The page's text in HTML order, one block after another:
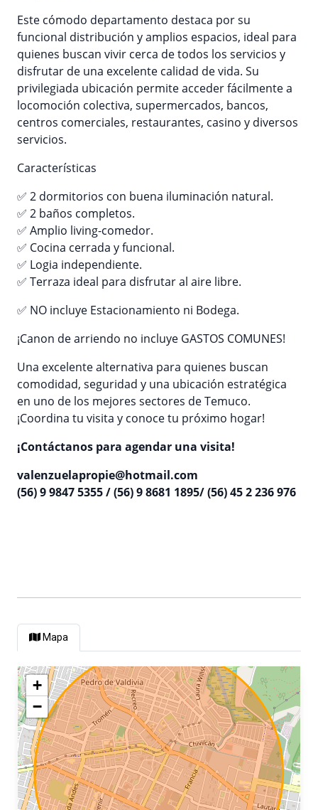
Este cómodo departamento destaca por su
funcional distribución y amplios espacios, ideal para
quienes buscan vivir cerca de todos los servicios y
disfrutar de una excelente calidad de vida. Su
privilegiada ubicación permite acceder fácilmente a
locomoción colectiva, supermercados, bancos,
centros comerciales, restaurantes, casino y diversos
servicios.
Características
✅ 2 dormitorios con buena iluminación natural.
✅ 2 baños completos.
✅ Amplio living-comedor.
✅ Cocina cerrada y funcional.
✅ Logia independiente.
✅ Terraza ideal para disfrutar al aire libre.
✅ NO incluye Estacionamiento ni Bodega.
¡Canon de arriendo no incluye GASTOS COMUNES!
Una excelente alternativa para quienes buscan
comodidad, seguridad y una ubicación estratégica
en uno de los mejores sectores de Temuco.
¡Coordina tu visita y conoce tu próximo hogar!
¡Contáctanos para agendar una visita!
valenzuelapropie@hotmail.com
(56) 9 9847 5355 / (56) 9 8681 1895/ (56) 45 2 236 976
Mapa
+
−